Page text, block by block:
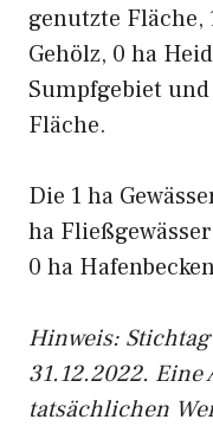
genutzte Fläche,
Gehölz, 0 ha
Sumpfgebiet
Fläche.
Die 1 ha
ha
0 ha
Hinweis:
31.12.2022. Eine
tatsächlichen